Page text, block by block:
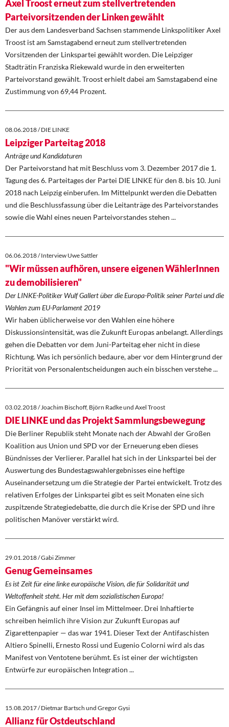
Axel Troost erneut zum stellvertretenden
Parteivorsitzenden der Linken gewählt
Der aus dem Landesverband Sachsen stammende Linkspolitiker Axel
Troost ist am Samstagabend erneut zum stellvertretenden
Vorsitzenden der Linkspartei gewählt worden. Die Leipziger
Stadträtin Franziska Riekewald wurde in den erweiterten
Parteivorstand gewählt. Troost erhielt dabei am Samstagabend eine
Zustimmung von 69,44 Prozent.
08.06.2018 / DIE LINKE
Leipziger Parteitag 2018
Anträge und Kandidaturen
Der Parteivorstand hat mit Beschluss vom 3. Dezember 2017 die 1.
Tagung des 6. Parteitages der Partei DIE LINKE für den 8. bis 10. Juni
2018 nach Leipzig einberufen. Im Mittelpunkt werden die Debatten
und die Beschlussfassung über die Leitanträge des Parteivorstandes
sowie die Wahl eines neuen Parteivorstandes stehen ...
06.06.2018 / Interview Uwe Sattler
"Wir müssen aufhören, unsere eigenen WählerInnen
zu demobilisieren"
Der LINKE-Politiker Wulf Gallert über die Europa-Politik seiner Partei und die
Wahlen zum EU-Parlament 2019
Wir haben üblicherweise vor den Wahlen eine höhere
Diskussionsintensität, was die Zukunft Europas anbelangt. Allerdings
gehen die Debatten vor dem Juni-Parteitag eher nicht in diese
Richtung. Was ich persönlich bedaure, aber vor dem Hintergrund der
Priorität von Personalentscheidungen auch ein bisschen verstehe ...
03.02.2018 / Joachim Bischoff, Björn Radke und Axel Troost
DIE LINKE und das Projekt Sammlungsbewegung
Die Berliner Republik steht Monate nach der Abwahl der Großen
Koalition aus Union und SPD vor der Erneuerung eben dieses
Bündnisses der Verlierer. Parallel hat sich in der Linkspartei bei der
Auswertung des Bundestagswahlergebnisses eine heftige
Auseinandersetzung um die Strategie der Partei entwickelt. Trotz des
relativen Erfolges der Linkspartei gibt es seit Monaten eine sich
zuspitzende Strategiedebatte, die durch die Krise der SPD und ihre
politischen Manöver verstärkt wird.
29.01.2018 / Gabi Zimmer
Genug Gemeinsames
Es ist Zeit für eine linke europäische Vision, die für Solidarität und
Weltoffenheit steht. Her mit dem sozialistischen Europa!
Ein Gefängnis auf einer Insel im Mittelmeer. Drei Inhaftierte
schreiben heimlich ihre Vision zur Zukunft Europas auf
Zigarettenpapier — das war 1941. Dieser Text der Antifaschisten
Altiero Spinelli, Ernesto Rossi und Eugenio Colorni wird als das
Manifest von Ventotene berühmt. Es ist einer der wichtigsten
Entwürfe zur europäischen Integration ...
15.08.2017 / Dietmar Bartsch und Gregor Gysi
Allianz für Ostdeutschland